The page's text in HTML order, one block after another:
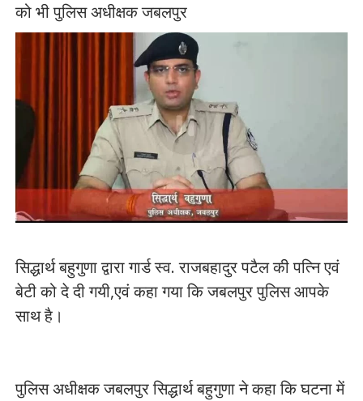
को भी पुलिस अधीक्षक जबलपुर
सिद्धार्थ बहुगुणा द्वारा गार्ड स्व. राजबहादुर पटैल की पत्नि एवं
बेटी को दे दी गयी,एवं कहा गया कि जबलपुर पुलिस आपके
साथ है।
पुलिस अधीक्षक जबलपुर सिद्धार्थ बहुगुणा ने कहा कि घटना में